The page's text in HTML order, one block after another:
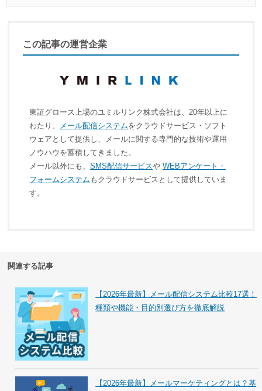
この記事の運営企業
東証グロース上場のユミルリンク株式会社は、20年以上に
わたり、
メール配信システムをクラウドサービス・ソフト
ウェアとして提供し、メールに関する専門的な技術や運用
ノウハウを蓄積してきました。
メール以外にも、 SMS配信サービスや WEBアンケート・
フォームシステム もクラウドサービスとして提供していま
す。
関連する記事
【2026年最新】メール配信システム比較17選！
種類や機能・目的別選び方を徹底解説
【2026年最新】メールマーケティングとは？基